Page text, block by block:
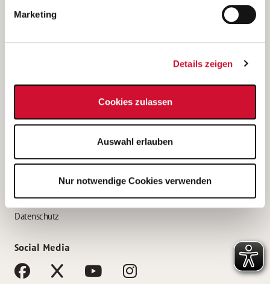
Marketing
Details zeigen
Cookies zulassen
Auswahl erlauben
Nur notwendige Cookies verwenden
Bewerbung als Altenpflegehelfer*in
Bewerbung als Erzieher*in
AWO Gliederungen nach Bundesland
Impressum
Datenschutz
Social Media